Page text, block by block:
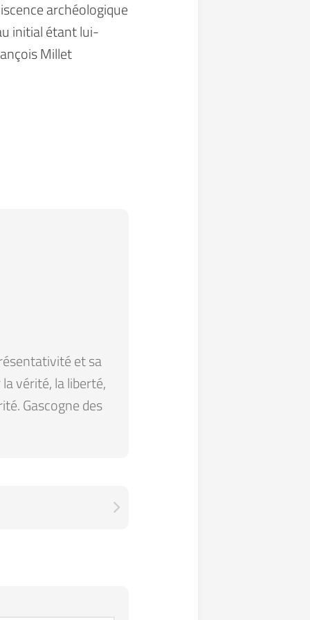
archéologique
initial étant lui-
Millet
et sa
vérité, la liberté,
Gascogne des